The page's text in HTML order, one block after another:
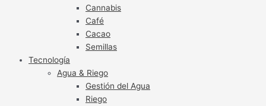
Cannabis
Café
Cacao
Semillas
Tecnología
Agua & Riego
Gestión del Agua
Riego